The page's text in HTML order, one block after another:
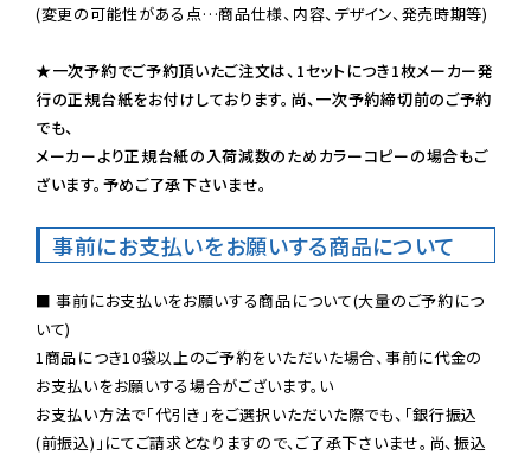
(変更の可能性がある点…商品仕様、内容、デザイン、発売時期等)
★一次予約でご予約頂いたご注文は、1セットにつき1枚メーカー発
行の正規台紙をお付けしております。尚、一次予約締切前のご予約
でも、
メーカーより正規台紙の入荷減数のためカラーコピーの場合もご
ざいます。予めご了承下さいませ。
事前にお支払いをお願いする商品について
■ 事前にお支払いをお願いする商品について(大量のご予約につ
いて)
1商品につき10袋以上のご予約をいただいた場合、事前に代金の
お支払いをお願いする場合がございます。い
お支払い方法で「代引き」をご選択いただいた際でも、「銀行振込
(前振込)」にてご請求となりますので、ご了承下さいませ。尚、振込